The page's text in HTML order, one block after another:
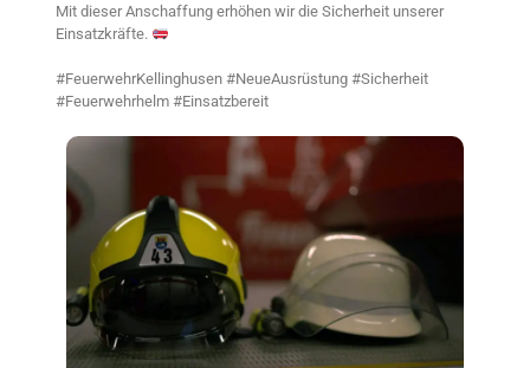
Mit dieser Anschaffung erhöhen wir die Sicherheit unserer
Einsatzkräfte.
#FeuerwehrKellinghusen #NeueAusrüstung #Sicherheit
#Feuerwehrhelm #Einsatzbereit